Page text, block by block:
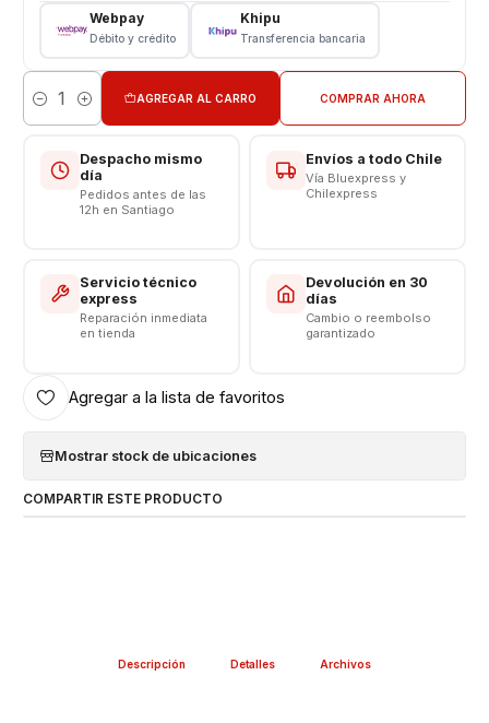
VALOR INCLUYE INSTALACIÓN
Webpay
Débito y crédito
Khipu
Transferencia bancaria
Cantidad
AGREGAR AL CARRO COMPRAR AHORA
Despacho mismo
día
Pedidos antes de las
12h en Santiago
Envíos a todo Chile
Vía Bluexpress y
Chilexpress
Servicio técnico
express
Reparación inmediata
en tienda
Devolución en 30
días
Cambio o reembolso
garantizado
Agregar a la lista de favoritos
Mostrar stock de ubicaciones
COMPARTIR ESTE PRODUCTO
Descripción Detalles Archivos